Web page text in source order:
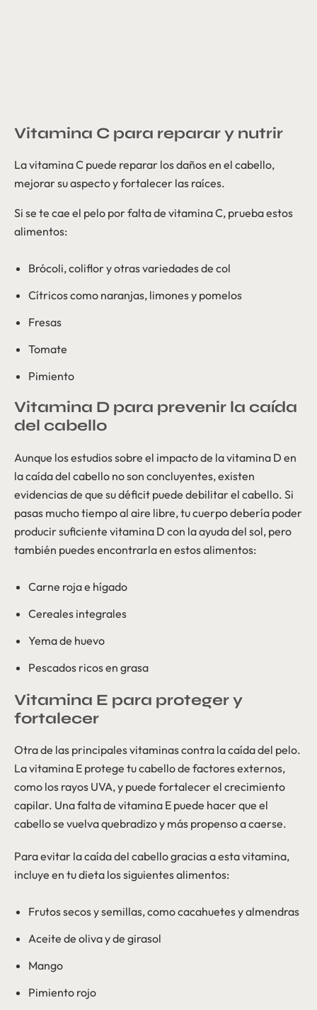
Vitamina C para reparar y nutrir
La vitamina C puede reparar los daños en el cabello,
mejorar su aspecto y fortalecer las raíces.
Si se te cae el pelo por falta de vitamina C, prueba estos
alimentos:
Brócoli, coliflor y otras variedades de col
Cítricos como naranjas, limones y pomelos
Fresas
Tomate
Pimiento
Vitamina D para prevenir la caída
del cabello
Aunque los estudios sobre el impacto de la vitamina D en
la caída del cabello no son concluyentes, existen
evidencias de que su déficit puede debilitar el cabello. Si
pasas mucho tiempo al aire libre, tu cuerpo debería poder
producir suficiente vitamina D con la ayuda del sol, pero
también puedes encontrarla en estos alimentos:
Carne roja e hígado
Cereales integrales
Yema de huevo
Pescados ricos en grasa
Vitamina E para proteger y
fortalecer
Otra de las principales vitaminas contra la caída del pelo.
La vitamina E protege tu cabello de factores externos,
como los rayos UVA, y puede fortalecer el crecimiento
capilar. Una falta de vitamina E puede hacer que el
cabello se vuelva quebradizo y más propenso a caerse.
Para evitar la caída del cabello gracias a esta vitamina,
incluye en tu dieta los siguientes alimentos:
Frutos secos y semillas, como cacahuetes y almendras
Aceite de oliva y de girasol
Mango
Pimiento rojo